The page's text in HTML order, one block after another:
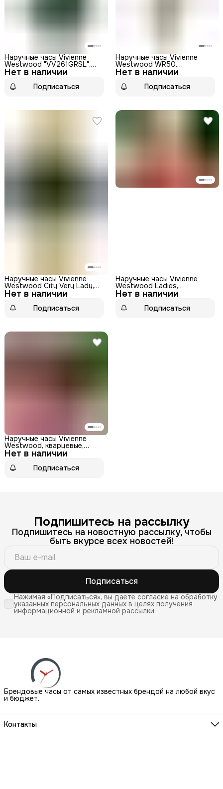
Нет в наличии
Наручные часы Vivienne
Westwood "VV261GRSL",
кварцевые, женские,
бесшумный механизм
Подписаться
Нет в наличии
Наручные часы Vivienne
Westwood WR50,
кварцевые, женские,
золотистый циферблат
Подписаться
Нет в наличии
Наручные часы Vivienne
Westwood City Very Lady,
женские, кварцевый
Подписаться
Нет в наличии
Наручные часы Vivienne
Westwood Ladies,
кварцевые, бесшумный
сталь Подписаться
Нет в наличии
Наручные часы Vivienne
Westwood, кварцевые,
женские, аналоговый
сталь Подписаться
Подпишитесь на рассылку
Подпишитесь на новостную рассылку, чтобы
быть вкурсе всех новостей!
Подписаться
Нажимая «Подписаться», вы даете согласие на обработку
указанных персональных данных в целях получения
информационной и рекламной рассылки
Брендовые часы от самых известных брендой на любой вкус
и бюджет.
Контакты